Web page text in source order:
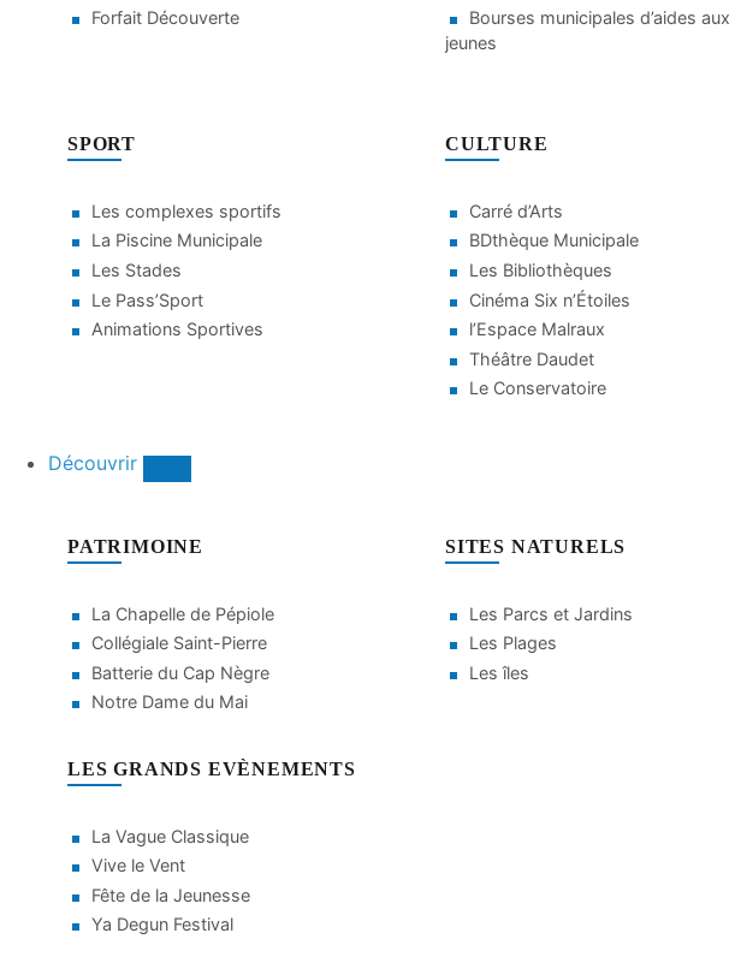
Forfait Découverte
Bourses municipales d’aides aux
jeunes
SPORT
Les complexes sportifs
La Piscine Municipale
Les Stades
Le Pass’Sport
Animations Sportives
CULTURE
Carré d’Arts
BDthèque Municipale
Les Bibliothèques
Cinéma Six n’Étoiles
l’Espace Malraux
Théâtre Daudet
Le Conservatoire
Découvrir
PATRIMOINE
La Chapelle de Pépiole
Collégiale Saint-Pierre
Batterie du Cap Nègre
Notre Dame du Mai
SITES NATURELS
Les Parcs et Jardins
Les Plages
Les îles
LES GRANDS EVÈNEMENTS
La Vague Classique
Vive le Vent
Fête de la Jeunesse
Ya Degun Festival